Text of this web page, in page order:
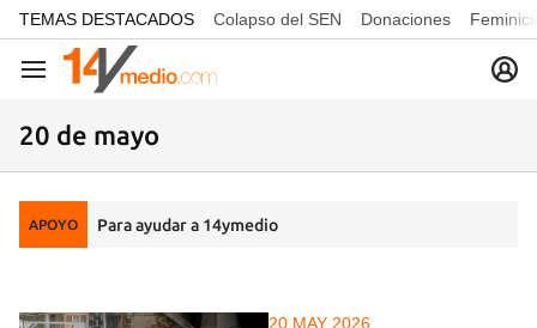
common.go-to-content
TEMAS DESTACADOS Colapso del SEN Donaciones
Navegación
20 de mayo
APOYO Para ayudar a 14ymedio
20 MAY 2026